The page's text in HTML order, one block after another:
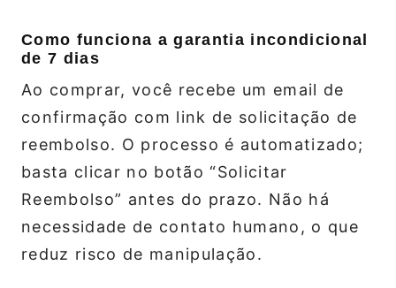
Como funciona a garantia incondicional
de 7 dias
Ao comprar, você recebe um email de
confirmação com link de solicitação de
reembolso. O processo é automatizado;
basta clicar no botão “Solicitar
Reembolso” antes do prazo. Não há
necessidade de contato humano, o que
reduz risco de manipulação.